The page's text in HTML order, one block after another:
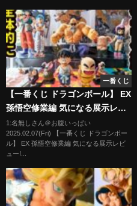
一番くじ
【一番くじ ドラゴンボール】 EX
孫悟空修業編 気になる展示レビ
ュー!! 結局全部欲しいくじ、ど
うするか考察するんよ。
【DRAGONBALL】
1:名無しさん＠お腹いっぱい
2025.02.07(Fri) 【一番くじ ドラゴンボー
ル】 EX 孫悟空修業編 気になる展示レビ
ュー!...